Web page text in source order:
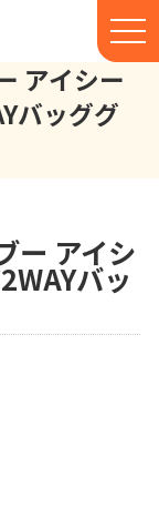
アイシー
バッググ
ー アイシ
バッ